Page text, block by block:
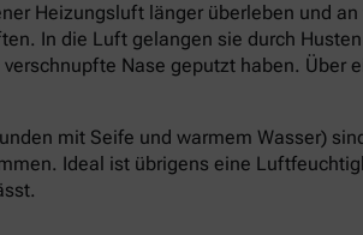
Heizungsluft länger überleben und
In die Luft gelangen sie durch
Nase geputzt haben. Über
mit Seife und warmem Wasser)
Ideal ist übrigens eine